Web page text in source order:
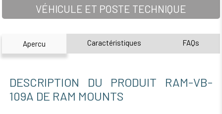
VÉHICULE ET POSTE TECHNIQUE
Apercu Caractéristiques FAQs
DESCRIPTION DU PRODUIT RAM-VB-
109A DE RAM MOUNTS